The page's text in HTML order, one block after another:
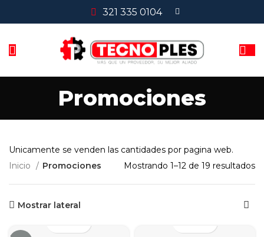
321 335 0104
Promociones
Unicamente se venden las cantidades por pagina web.
Inicio
Promociones Mostrando 1–12 de 19 resultados
Mostrar lateral